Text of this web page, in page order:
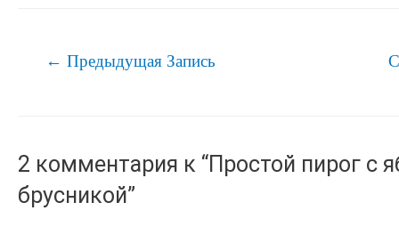
Навигация
← Предыдущая Запись
2 комментария к “Простой пирог с
брусникой”